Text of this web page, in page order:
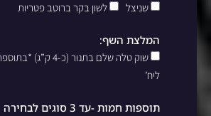
שניצל
לשון בקר ברוטב פטריות
המלצת השף:
ליח’
תוספות חמות -עד 3 סוגים לבחירה